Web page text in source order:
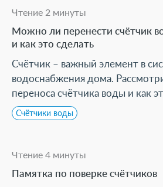
Чтение 2 минуты
Можно ли перенести счётчик
и как это сделать
Счётчик – важный элемент в
водоснабжения дома.
переноса счётчика воды и как
Счётчики воды
Чтение 4 минуты
Памятка по поверке счётчиков